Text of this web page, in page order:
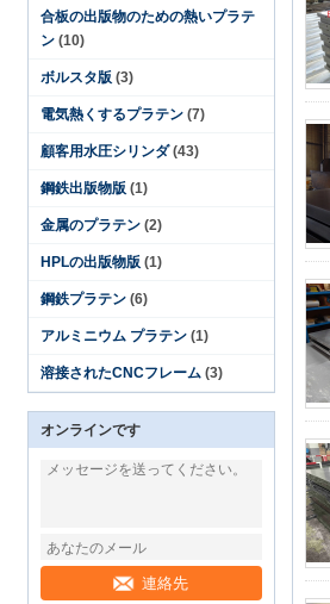
合板の出版物のための熱いプラテ
ン (10)
ボルスタ版 (3)
電気熱くするプラテン (7)
顧客用水圧シリンダ (43)
鋼鉄出版物版 (1)
金属のプラテン (2)
HPLの出版物版 (1)
鋼鉄プラテン (6)
アルミニウム プラテン (1)
溶接されたCNCフレーム (3)
オンラインです
連絡先